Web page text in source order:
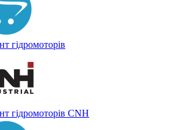
гідромоторів
гідромоторів CNH